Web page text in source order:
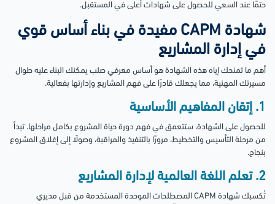
حتمًا عند السعي للحصول على شهادات أعلى في المستقبل.
شهادة CAPM مفيدة في بناء أساس قوي
في إدارة المشاريع
أهم ما تمنحك إياه هذه الشهادة هو أساس معرفي صلب يمكنك البناء عليه طوال
مسيرتك المهنية، مما يجعلك قادرًا على فهم المشاريع وإدارتها بفعالية.
1. إتقان المفاهيم الأساسية
للحصول على الشهادة، ستتعمق في فهم دورة حياة المشروع بكامل مراحلها. تبدأ
من مرحلة التأسيس والتخطيط، مرورًا بالتنفيذ والمراقبة، وصولًا إلى إغلاق المشروع
بنجاح.
2. تعلم اللغة العالمية لإدارة المشاريع
تُكسبك شهادة CAPM المصطلحات الموحدة المستخدمة من قبل مديري